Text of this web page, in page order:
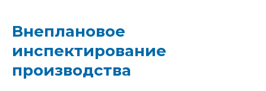
Внеплановое
инспектирование
производства